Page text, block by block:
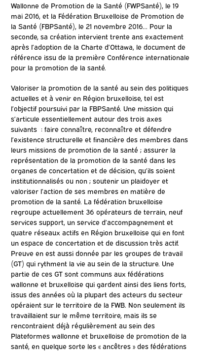
Wallonne de Promotion de la Santé (FWPSanté), le 19
mai 2016, et la Fédération Bruxelloise de Promotion de
la Santé (FBPSanté), le 21 novembre 2016… Pour la
seconde, sa création intervient trente ans exactement
après l’adoption de la Charte d’Ottawa, le document de
référence issu de la première Conférence internationale
pour la promotion de la santé.
Valoriser la promotion de la santé au sein des politiques
actuelles et à venir en Région bruxelloise, tel est
l’objectif poursuivi par la FBPSanté. Une mission qui
s’articule essentiellement autour des trois axes
suivants : faire connaître, reconnaître et défendre
l’existence structurelle et financière des membres dans
leurs missions de promotion de la santé ; assurer la
représentation de la promotion de la santé dans les
organes de concertation et de décision, qu’ils soient
institutionnalisés ou non ; soutenir un plaidoyer et
valoriser l’action de ses membres en matière de
promotion de la santé. La fédération bruxelloise
regroupe actuellement 36 opérateurs de terrain, neuf
services support, un service d’accompagnement et
quatre réseaux actifs en Région bruxelloise qui en font
un espace de concertation et de discussion très actif.
Preuve en est aussi donnée par les groupes de travail
(GT) qui rythment la vie au sein de la structure. Une
partie de ces GT sont communs aux fédérations
wallonne et bruxelloise qui gardent ainsi des liens forts,
issus des années où la plupart des acteurs du secteur
opéraient sur le territoire de la FWB. Non seulement ils
travaillaient sur le même territoire, mais ils se
rencontraient déjà régulièrement au sein des
Plateformes wallonne et bruxelloise de promotion de la
santé, en quelque sorte les « ancêtres » des fédérations